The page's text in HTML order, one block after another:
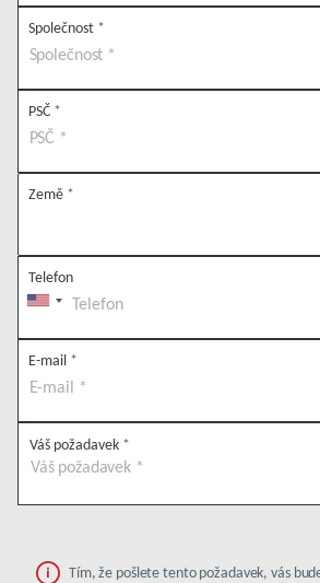
Společnost *
PSČ *
Země *
Telefon
E-mail *
Váš požadavek *
Tím, že pošlete tento požadavek, vás